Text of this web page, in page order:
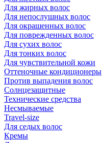
Для жирных волос
Для непослушных волос
Для окрашенных волос
Для поврежденных волос
Для сухих волос
Для тонких волос
Для чувствительной кожи
Оттеночные кондиционеры
Против выпадения волос
Солнцезащитные
Технические средства
Несмываемые
Travel-size
Для седых волос
Кремы